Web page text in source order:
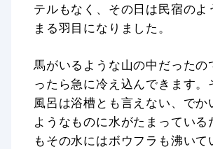
テルもなく、その日は民宿のよ
まる羽目になりました。
馬がいるような山の中だったの
ったら急に冷え込んできます。
風呂は浴槽とも言えない、でか
ようなものに水がたまっている
もその水にはボウフラも沸いて